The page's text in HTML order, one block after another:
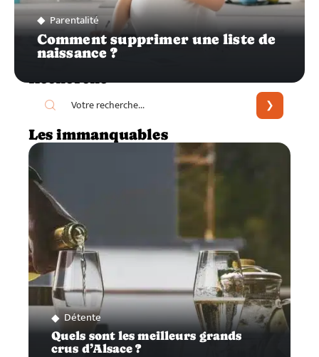
Parentalité
Comment supprimer une liste de
naissance ?
Recherche
Les immanquables
Détente
Quels sont les meilleurs grands
crus d’Alsace ?